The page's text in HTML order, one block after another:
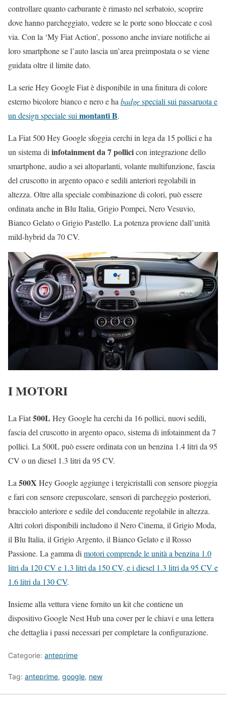
controllare quanto carburante è rimasto nel serbatoio, scoprire
dove hanno parcheggiato, vedere se le porte sono bloccate e così
via. Con la ‘My Fiat Action’, possono anche inviare notifiche ai
loro smartphone se l’auto lascia un’area preimpostata o se viene
guidata oltre il limite dato.
La serie Hey Google Fiat è disponibile in una finitura di colore
esterno bicolore bianco e nero e ha badgespeciali sui passaruota e
un design speciale sui montanti B.
La Fiat 500 Hey Google sfoggia cerchi in lega da 15 pollici e ha
un sistema di infotainment da 7 pollicicon integrazione dello
smartphone, audio a sei altoparlanti, volante multifunzione, fascia
del cruscotto in argento opaco e sedili anteriori regolabili in
altezza. Oltre alla speciale combinazione di colori, può essere
ordinata anche in Blu Italia, Grigio Pompei, Nero Vesuvio,
Bianco Gelato o Grigio Pastello. La potenza proviene dall’unità
mild-hybrid da 70 CV.
I MOTORI
La Fiat500L Hey Google ha cerchi da 16 pollici, nuovi sedili,
fascia del cruscotto in argento opaco, sistema di infotainment da 7
pollici. La 500L può essere ordinata con un benzina 1.4 litri da 95
CV o un diesel 1.3 litri da 95 CV.
La500X Hey Google aggiunge i tergicristalli con sensore pioggia
e fari con sensore crepuscolare, sensori di parcheggio posteriori,
bracciolo anteriore e sedile del conducente regolabile in altezza.
Altri colori disponibili includono il Nero Cinema, il Grigio Moda,
il Blu Italia, il Grigio Argento, il Bianco Gelato e il Rosso
Passione. La gamma dimotori comprende le unità a benzina 1.0
litri da 120 CV e 1.3 litri da 150 CV, e i diesel 1.3 litri da 95 CV e
1.6 litri da 130 CV.
Insieme alla vettura viene fornito un kit che contiene un
dispositivo Google Nest Hub una cover per le chiavi e una lettera
che dettaglia i passi necessari per completare la configurazione.
Categorie: anteprime
Tag: anteprime, google, new